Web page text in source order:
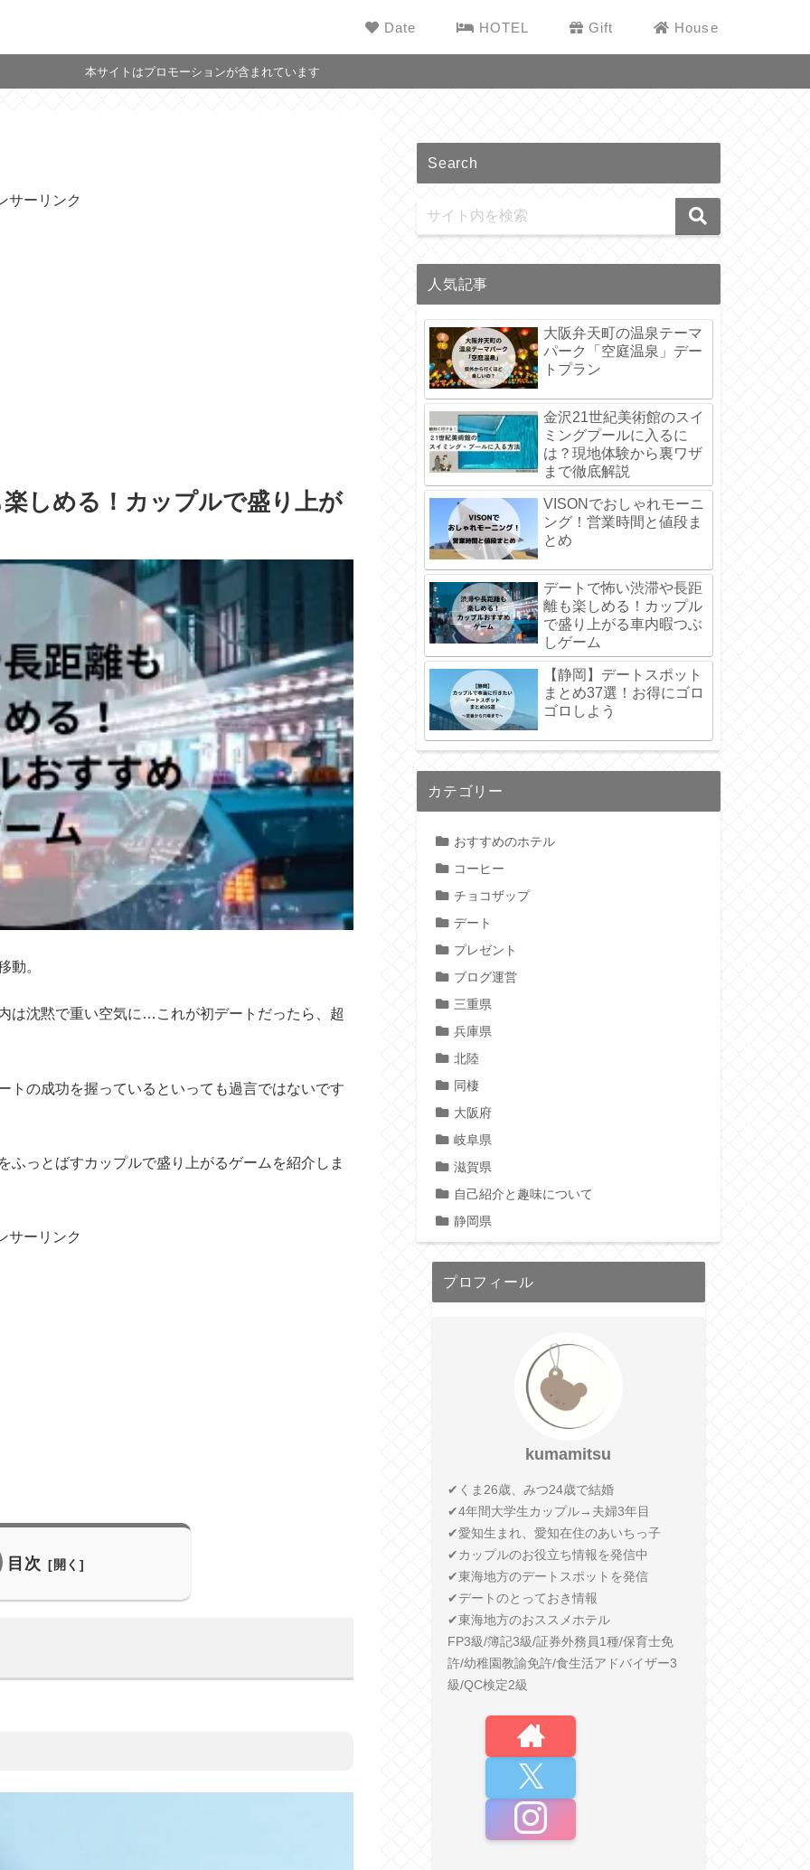
Date HOTEL Gift House
本サイトはプロモーションが含まれています
サーリンク
しめる！カップルで盛り上が
動。
は沈黙で重い空気に…これが初デートだったら、超
トの成功を握っているといっても過言ではないです
っとばすカップルで盛り上がるゲームを紹介しま
サーリンク
目次
Search
人気記事
大阪弁天町の温泉テーマ
パーク「空庭温泉」デー
トプラン
金沢21世紀美術館のスイ
ミングプールに入るに
は？現地体験から裏ワザ
まで徹底解説
VISONでおしゃれモーニ
ング！営業時間と値段ま
とめ
デートで怖い渋滞や長距
離も楽しめる！カップル
で盛り上がる車内暇つぶ
しゲーム
【静岡】デートスポット
まとめ37選！お得にゴロ
ゴロしよう
カテゴリー
おすすめのホテル
コーヒー
チョコザップ
デート
プレゼント
ブログ運営
三重県
兵庫県
北陸
同棲
大阪府
岐阜県
滋賀県
自己紹介と趣味について
静岡県
プロフィール
kumamitsu
✔︎くま26歳、みつ24歳で結婚
✔︎4年間大学生カップル→夫婦3年目
✔︎愛知生まれ、愛知在住のあいちっ子
✔︎カップルのお役立ち情報を発信中
✔︎東海地方のデートスポットを発信
✔︎デートのとっておき情報
✔︎東海地方のおススメホテル
FP3級/簿記3級/証券外務員1種/保育士免
許/幼稚園教諭免許/食生活アドバイザー3
級/QC検定2級